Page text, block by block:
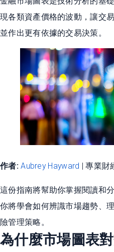
現各類資產價格的波動，讓交
並作出更有依據的交易決策。
作者: Aubrey Hayward | 專業財
這份指南將幫助你掌握閱讀和
你將學會如何辨識市場趨勢、
險管理策略。
為什麼市場圖表